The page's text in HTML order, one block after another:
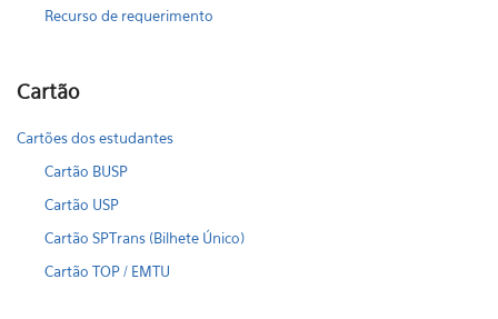
Recurso de requerimento
Cartão
Cartões dos estudantes
Cartão BUSP
Cartão USP
Cartão SPTrans (Bilhete Único)
Cartão TOP / EMTU